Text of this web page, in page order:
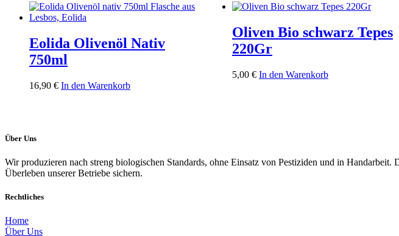
Eolida Olivenöl Nativ
750ml
16,90 € In den Warenkorb
Oliven Bio schwarz Tepes
220Gr
5,00 € In den Warenkorb
Über Uns
Wir produzieren nach streng biologischen Standards, ohne Einsatz von Pestiziden und in
Überleben unserer Betriebe sichern.
Rechtliches
Home
Über Uns